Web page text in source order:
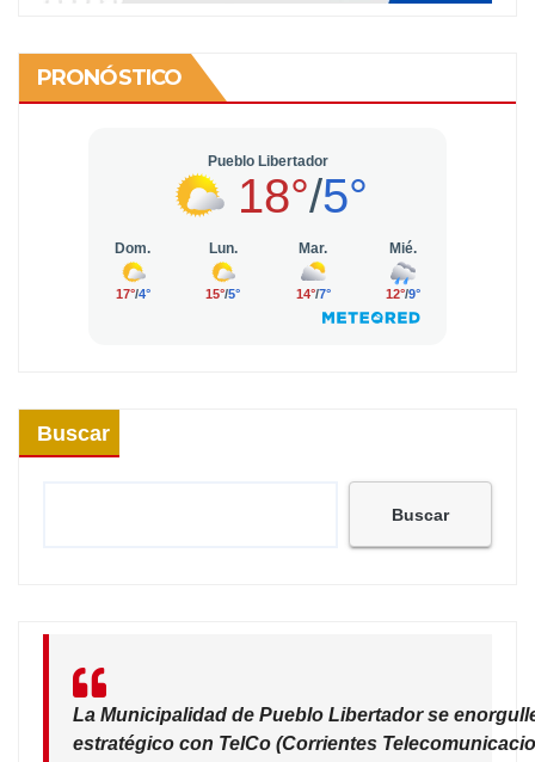
PRONÓSTICO
Buscar
Buscar
La Municipalidad de Pueblo Libertador se
estratégico con TelCo (Corrientes